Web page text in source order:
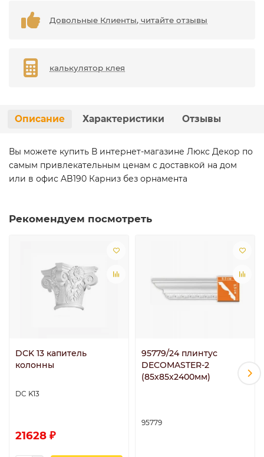
Довольные Клиенты, читайте отзывы
калькулятор клея
Описание Характеристики Отзывы
Вы можете купить В интернет-магазине Люкс Декор по
самым привлекательным ценам с доставкой на дом
или в офис AB190 Карниз без орнамента
Рекомендуем посмотреть
DCK 13 капитель
колонны
DC K13
21628 ₽
95779/24 плинтус
DECOMASTER-2
(85х85х2400мм)
95779